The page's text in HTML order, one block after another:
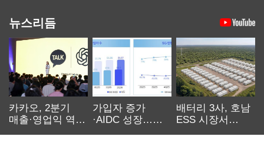
뉴스리듬
카카오, 2분기
매출·영업익 역대
가입자 증가
·AIDC 성장…
배터리 3사, 호남
ESS 시장서